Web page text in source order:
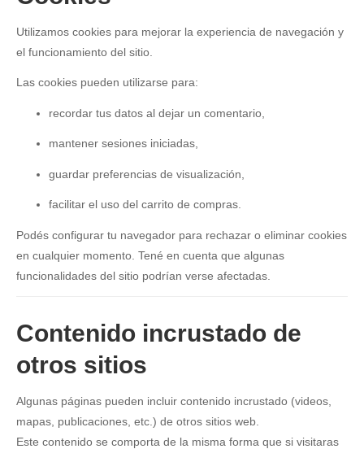
Utilizamos cookies para mejorar la experiencia de navegación y
el funcionamiento del sitio.
Las cookies pueden utilizarse para:
recordar tus datos al dejar un comentario,
mantener sesiones iniciadas,
guardar preferencias de visualización,
facilitar el uso del carrito de compras.
Podés configurar tu navegador para rechazar o eliminar cookies
en cualquier momento. Tené en cuenta que algunas
funcionalidades del sitio podrían verse afectadas.
Contenido incrustado de
otros sitios
Algunas páginas pueden incluir contenido incrustado (videos,
mapas, publicaciones, etc.) de otros sitios web.
Este contenido se comporta de la misma forma que si visitaras